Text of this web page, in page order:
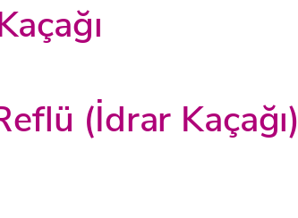
(İdrar Kaçağı)